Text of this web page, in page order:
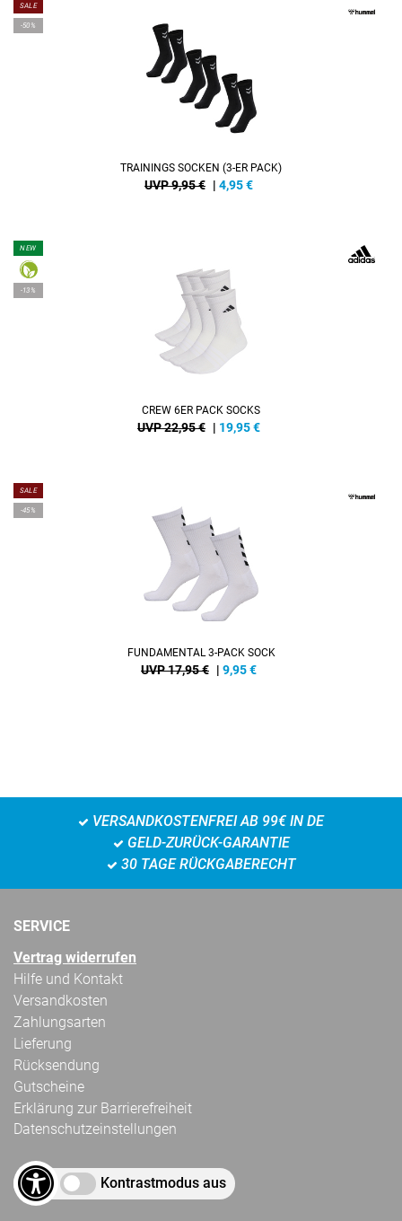
SALE
-50%
TRAININGS SOCKEN (3-ER PACK)
UVP 9,95 € | 4,95€
NEW
-13%
CREW 6ER PACK SOCKS
UVP 22,95 € | 19,95€
SALE
-45%
FUNDAMENTAL 3-PACK SOCK
UVP 17,95 € | 9,95€
VERSANDKOSTENFREI AB 99€ IN DE
GELD-ZURÜCK-GARANTIE
30 TAGE RÜCKGABERECHT
SERVICE
Vertrag widerrufen
Hilfe und Kontakt
Versandkosten
Zahlungsarten
Lieferung
Rücksendung
Gutscheine
Erklärung zur Barrierefreiheit
Datenschutzeinstellungen
Kontrastmodus aus